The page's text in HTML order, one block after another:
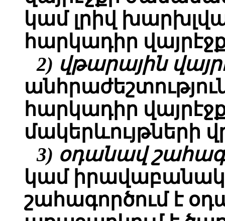
կամ լրիվ
հարկադիր
2) վթարային
հարկադիր
մակերևույթների
3) օդանավ
կամ
շահագործում է